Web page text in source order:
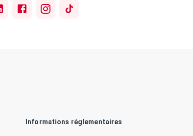
Informations réglementaires